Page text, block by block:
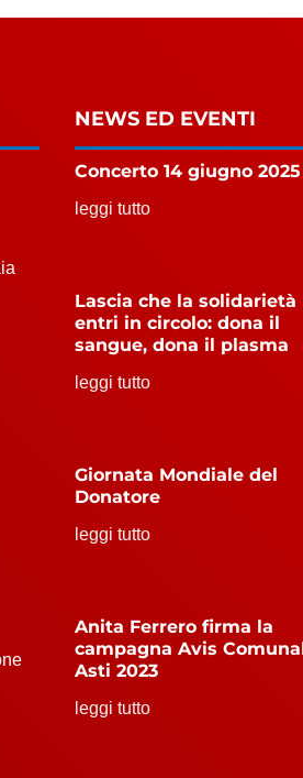
NEWS ED EVENTI
Concerto 14 giugno 2025
leggi tutto
Lascia che la solidarietà
entri in circolo: dona il
sangue, dona il plasma
leggi tutto
Giornata Mondiale del
Donatore
leggi tutto
Anita Ferrero firma la
campagna Avis
Asti 2023
leggi tutto